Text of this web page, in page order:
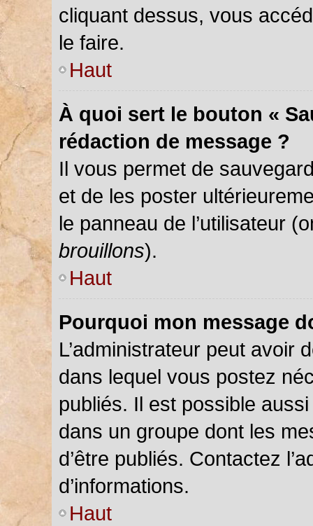
cliquant dessus, vous
le faire.
Haut
À quoi sert le bouton «
rédaction de message ?
Il vous permet de
et de les poster
le panneau de l’utilisateur
brouillons).
Haut
Pourquoi mon message
L’administrateur peut avoir
dans lequel vous postez
publiés. Il est possible
dans un groupe dont les
d’être publiés. Contactez
d’informations.
Haut